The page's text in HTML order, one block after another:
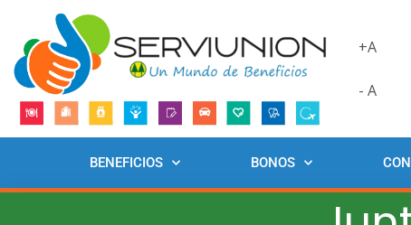
+A
- A
BENEFICIOS BONOS